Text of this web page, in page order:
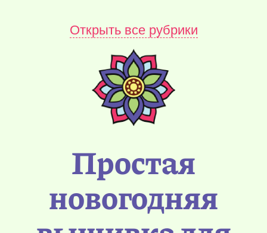
Открыть все рубрики
Простая
новогодняя